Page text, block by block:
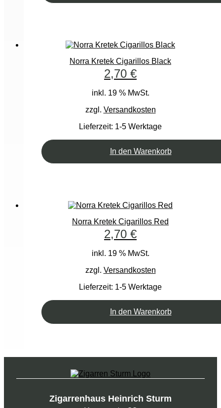
Norra Kretek Cigarillos Black
2,70 €
inkl. 19 % MwSt.
zzgl. Versandkosten
Lieferzeit: 1-5 Werktage
In den Warenkorb
Norra Kretek Cigarillos Red
2,70 €
inkl. 19 % MwSt.
zzgl. Versandkosten
Lieferzeit: 1-5 Werktage
In den Warenkorb
Zigarrenhaus Heinrich Sturm